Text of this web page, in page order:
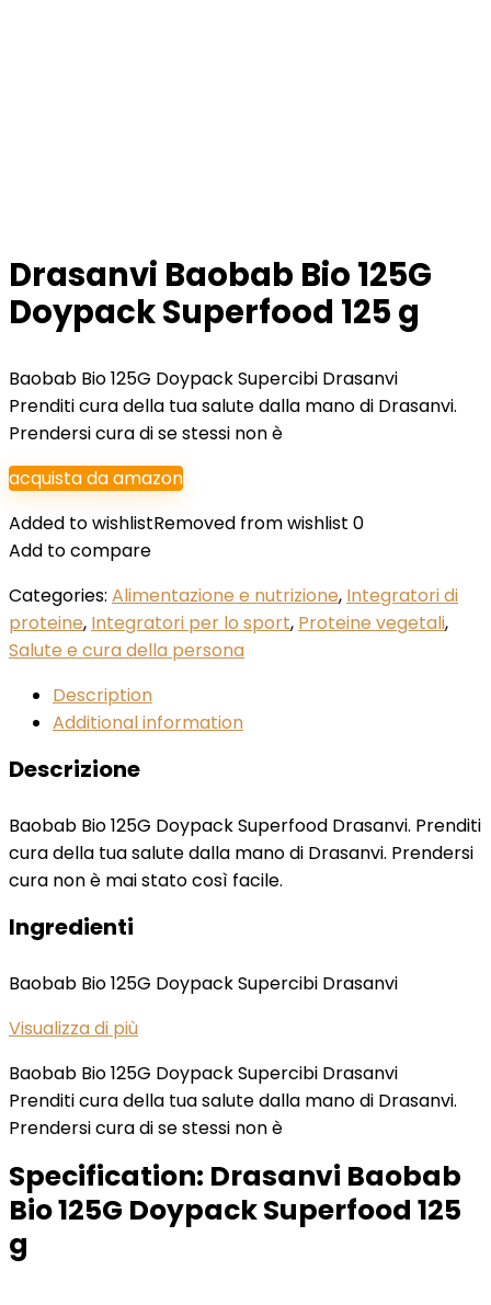
Drasanvi Baobab Bio 125G
Doypack Superfood 125 g
Baobab Bio 125G Doypack Supercibi Drasanvi
Prenditi cura della tua salute dalla mano di Drasanvi.
Prendersi cura di se stessi non è
acquista da amazon
Added to wishlistRemoved from wishlist 0
Add to compare
Categories: Alimentazione e nutrizione, Integratori di
proteine, Integratori per lo sport, Proteine vegetali,
Salute e cura della persona
Description
Additional information
Descrizione
Baobab Bio 125G Doypack Superfood Drasanvi. Prenditi
cura della tua salute dalla mano di Drasanvi. Prendersi
cura non è mai stato così facile.
Ingredienti
Baobab Bio 125G Doypack Supercibi Drasanvi
Visualizza di più
Baobab Bio 125G Doypack Supercibi Drasanvi
Prenditi cura della tua salute dalla mano di Drasanvi.
Prendersi cura di se stessi non è
Specification: Drasanvi Baobab
Bio 125G Doypack Superfood 125
g